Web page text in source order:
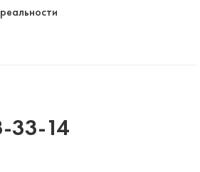
33-14